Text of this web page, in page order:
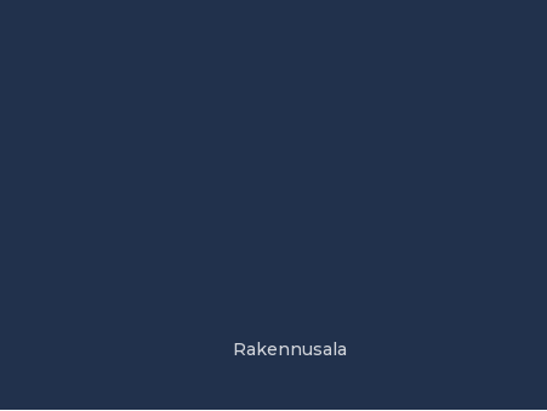
Rakennusala